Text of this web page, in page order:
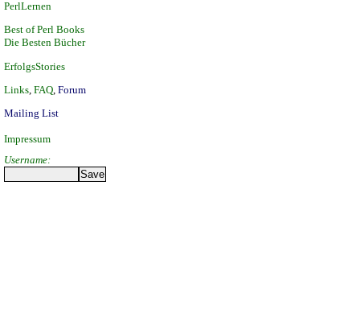
PerlLernen
Best of Perl Books
Die Besten Bücher
ErfolgsStories
Links FAQ Forum
Mailing List
Impressum
Username: